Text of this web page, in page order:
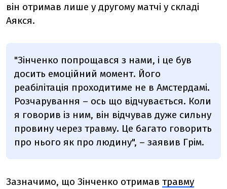
він отримав лише у другому матчі у складі
Аякся.
"Зінченко попрощався з нами, і це був
досить емоційний момент. Його
реабілітація проходитиме не в Амстердамі.
Розчарування – ось що відчувається. Коли
я говорив із ним, він відчував дуже сильну
провину через травму. Це багато говорить
про нього як про людину", – заявив Грім.
Зазначимо, що Зінченко отримав травму